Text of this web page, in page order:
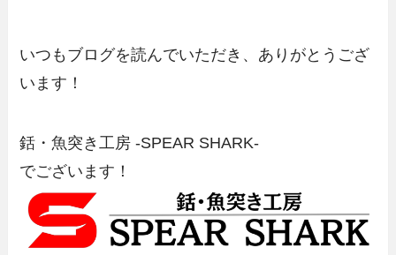
いつもブログを読んでいただき、ありがとうござ
います！
銛・魚突き工房 -SPEAR SHARK-
でございます！